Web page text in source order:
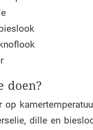
doen?
op
dille en